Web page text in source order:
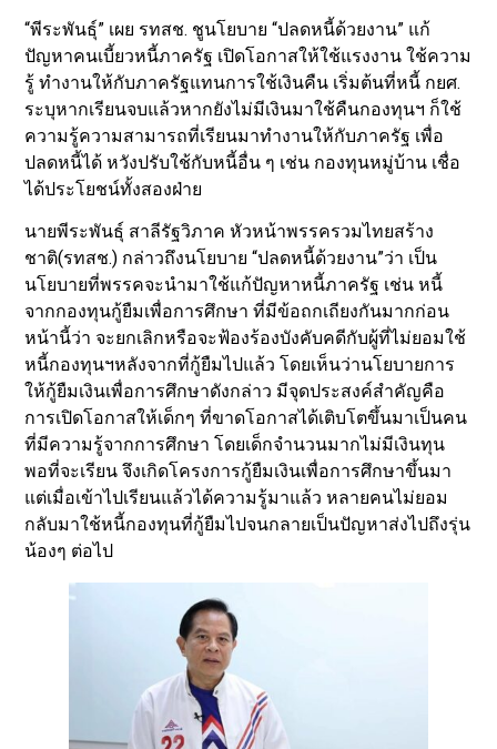
“พีระพันธุ์” เผย รทสช. ชูนโยบาย “ปลดหนี้ด้วยงาน” แก้
ปัญหาคนเบี้ยวหนี้ภาครัฐ เปิดโอกาสให้ใช้แรงงาน ใช้ความ
รู้ ทำงานให้กับภาครัฐแทนการใช้เงินคืน เริ่มต้นที่หนี้ กยศ.
ระบุหากเรียนจบแล้วหากยังไม่มีเงินมาใช้คืนกองทุนฯ ก็ใช้
ความรู้ความสามารถที่เรียนมาทำงานให้กับภาครัฐ เพื่อ
ปลดหนี้ได้ หวังปรับใช้กับหนี้อื่น ๆ เช่น กองทุนหมู่บ้าน เชื่อ
ได้ประโยชน์ทั้งสองฝ่าย
นายพีระพันธุ์ สาลีรัฐวิภาค หัวหน้าพรรครวมไทยสร้าง
ชาติ(รทสช.) กล่าวถึงนโยบาย “ปลดหนี้ด้วยงาน”ว่า เป็น
นโยบายที่พรรคจะนำมาใช้แก้ปัญหาหนี้ภาครัฐ เช่น หนี้
จากกองทุนกู้ยืมเพื่อการศึกษา ที่มีข้อถกเถียงกันมากก่อน
หน้านี้ว่า จะยกเลิกหรือจะฟ้องร้องบังคับคดีกับผู้ที่ไม่ยอมใช้
หนี้กองทุนฯหลังจากที่กู้ยืมไปแล้ว โดยเห็นว่านโยบายการ
ให้กู้ยืมเงินเพื่อการศึกษาดังกล่าว มีจุดประสงค์สำคัญคือ
การเปิดโอกาสให้เด็กๆ ที่ขาดโอกาสได้เติบโตขึ้นมาเป็นคน
ที่มีความรู้จากการศึกษา โดยเด็กจำนวนมากไม่มีเงินทุน
พอที่จะเรียน จึงเกิดโครงการกู้ยืมเงินเพื่อการศึกษาขึ้นมา
แต่เมื่อเข้าไปเรียนแล้วได้ความรู้มาแล้ว หลายคนไม่ยอม
กลับมาใช้หนี้กองทุนที่กู้ยืมไปจนกลายเป็นปัญหาส่งไปถึงรุ่น
น้องๆ ต่อไป